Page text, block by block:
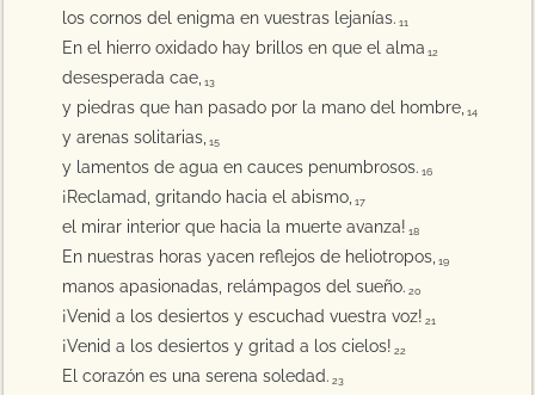
los cornos del enigma en vuestras lejanías. 11
En el hierro oxidado hay brillos en que el alma 12
desesperada cae, 13
y piedras que han pasado por la mano del hombre, 14
y arenas solitarias, 15
y lamentos de agua en cauces penumbrosos. 16
¡Reclamad, gritando hacia el abismo, 17
el mirar interior que hacia la muerte avanza! 18
En nuestras horas yacen reflejos de heliotropos, 19
manos apasionadas, relámpagos del sueño. 20
¡Venid a los desiertos y escuchad vuestra voz! 21
¡Venid a los desiertos y gritad a los cielos! 22
El corazón es una serena soledad. 23